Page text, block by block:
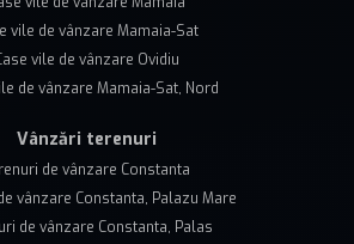
vile de vânzare Mamaia-Sat
vile de vânzare Ovidiu
de vânzare Mamaia-Sat, Nord
Vânzări terenuri
de vânzare Constanta
vânzare Constanta, Palazu Mare
de vânzare Constanta, Palas